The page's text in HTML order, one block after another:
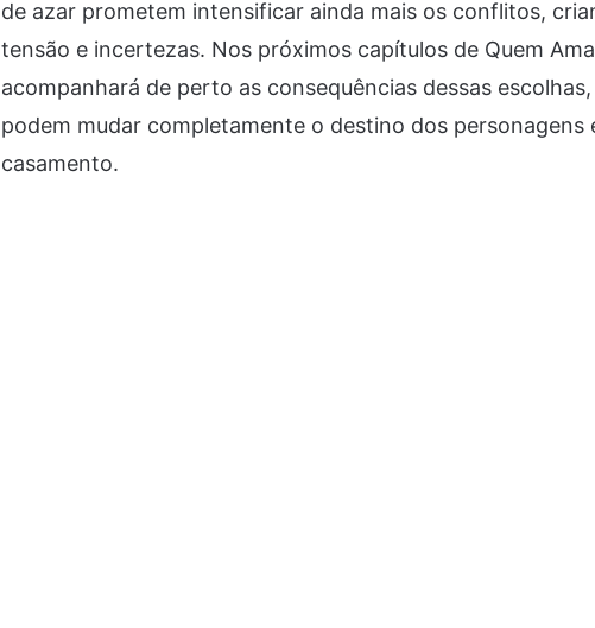
de azar prometem intensificar ainda mais os conflitos,
tensão e incertezas. Nos próximos capítulos de Quem
acompanhará de perto as consequências dessas
podem mudar completamente o destino dos
casamento.